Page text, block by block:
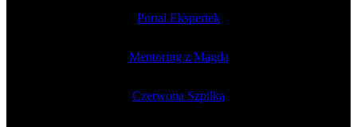
Portal Ekspertek
Mentoring z Magdą
Czerwona Szpilka